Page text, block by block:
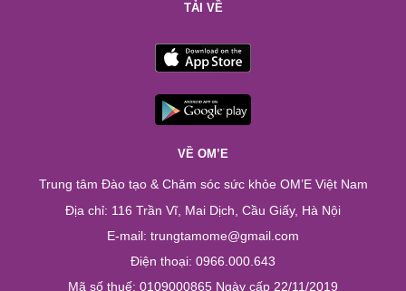
TẢI VỀ
VỀ OM’E
Trung tâm Đào tạo & Chăm sóc sức khỏe OM’E Việt Nam
Địa chỉ: 116 Trần Vĩ, Mai Dịch, Cầu Giấy, Hà Nội
E-mail: trungtamome@gmail.com
Điện thoại: 0966.000.643
Mã số thuế: 0109000865 Ngày cấp 22/11/2019